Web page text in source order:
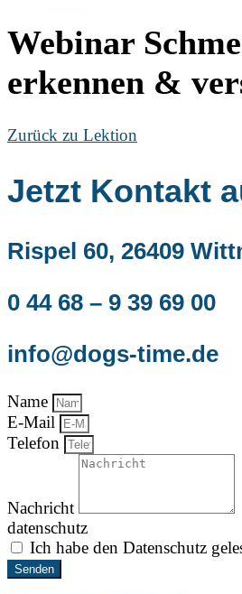
Webinar
erkennen &
Zurück zu Lektion
Jetzt Kontakt
Rispel 60, 26409
0 44 68 – 9 39 69 00
info@dogs-time.de
Name
E-Mail
Telefon
Nachricht
datenschutz
Ich habe den Datenschutz
Senden